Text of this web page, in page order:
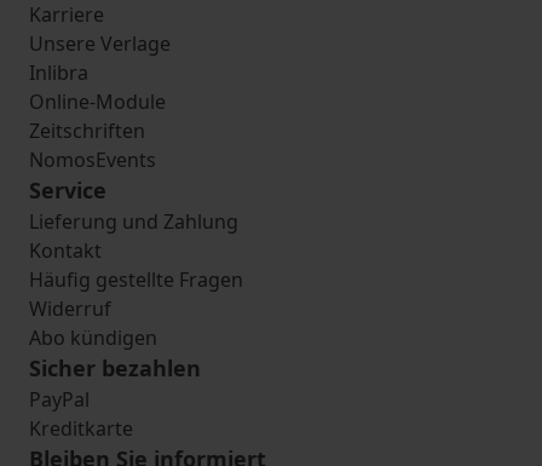
Karriere
Unsere Verlage
Inlibra
Online-Module
Zeitschriften
NomosEvents
Service
Lieferung und Zahlung
Kontakt
Häufig gestellte Fragen
Widerruf
Abo kündigen
Sicher bezahlen
PayPal
Kreditkarte
Bleiben Sie informiert